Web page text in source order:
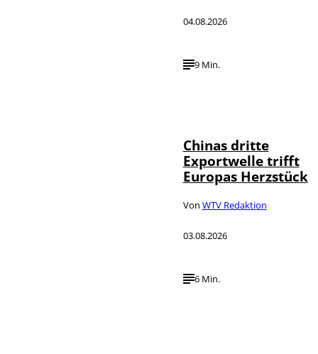
04.08.2026
9 Min.
Chinas dritte
Exportwelle trifft
Europas Herzstück
Von WTV Redaktion
03.08.2026
6 Min.